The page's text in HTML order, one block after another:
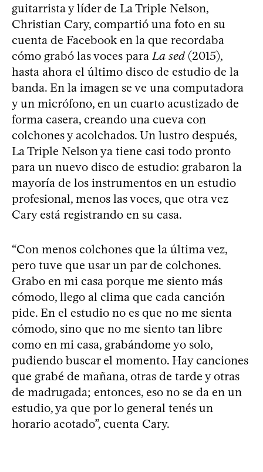
guitarrista y líder de La Triple Nelson,
Christian Cary, compartió una foto en su
cuenta de Facebook en la que recordaba
cómo grabó las voces para La sed (2015),
hasta ahora el último disco de estudio de la
banda. En la imagen se ve una computadora
y un micrófono, en un cuarto acustizado de
forma casera, creando una cueva con
colchones y acolchados. Un lustro después,
La Triple Nelson ya tiene casi todo pronto
para un nuevo disco de estudio: grabaron la
mayoría de los instrumentos en un estudio
profesional, menos las voces, que otra vez
Cary está registrando en su casa.
“Con menos colchones que la última vez,
pero tuve que usar un par de colchones.
Grabo en mi casa porque me siento más
cómodo, llego al clima que cada canción
pide. En el estudio no es que no me sienta
cómodo, sino que no me siento tan libre
como en mi casa, grabándome yo solo,
pudiendo buscar el momento. Hay canciones
que grabé de mañana, otras de tarde y otras
de madrugada; entonces, eso no se da en un
estudio, ya que por lo general tenés un
horario acotado”, cuenta Cary.